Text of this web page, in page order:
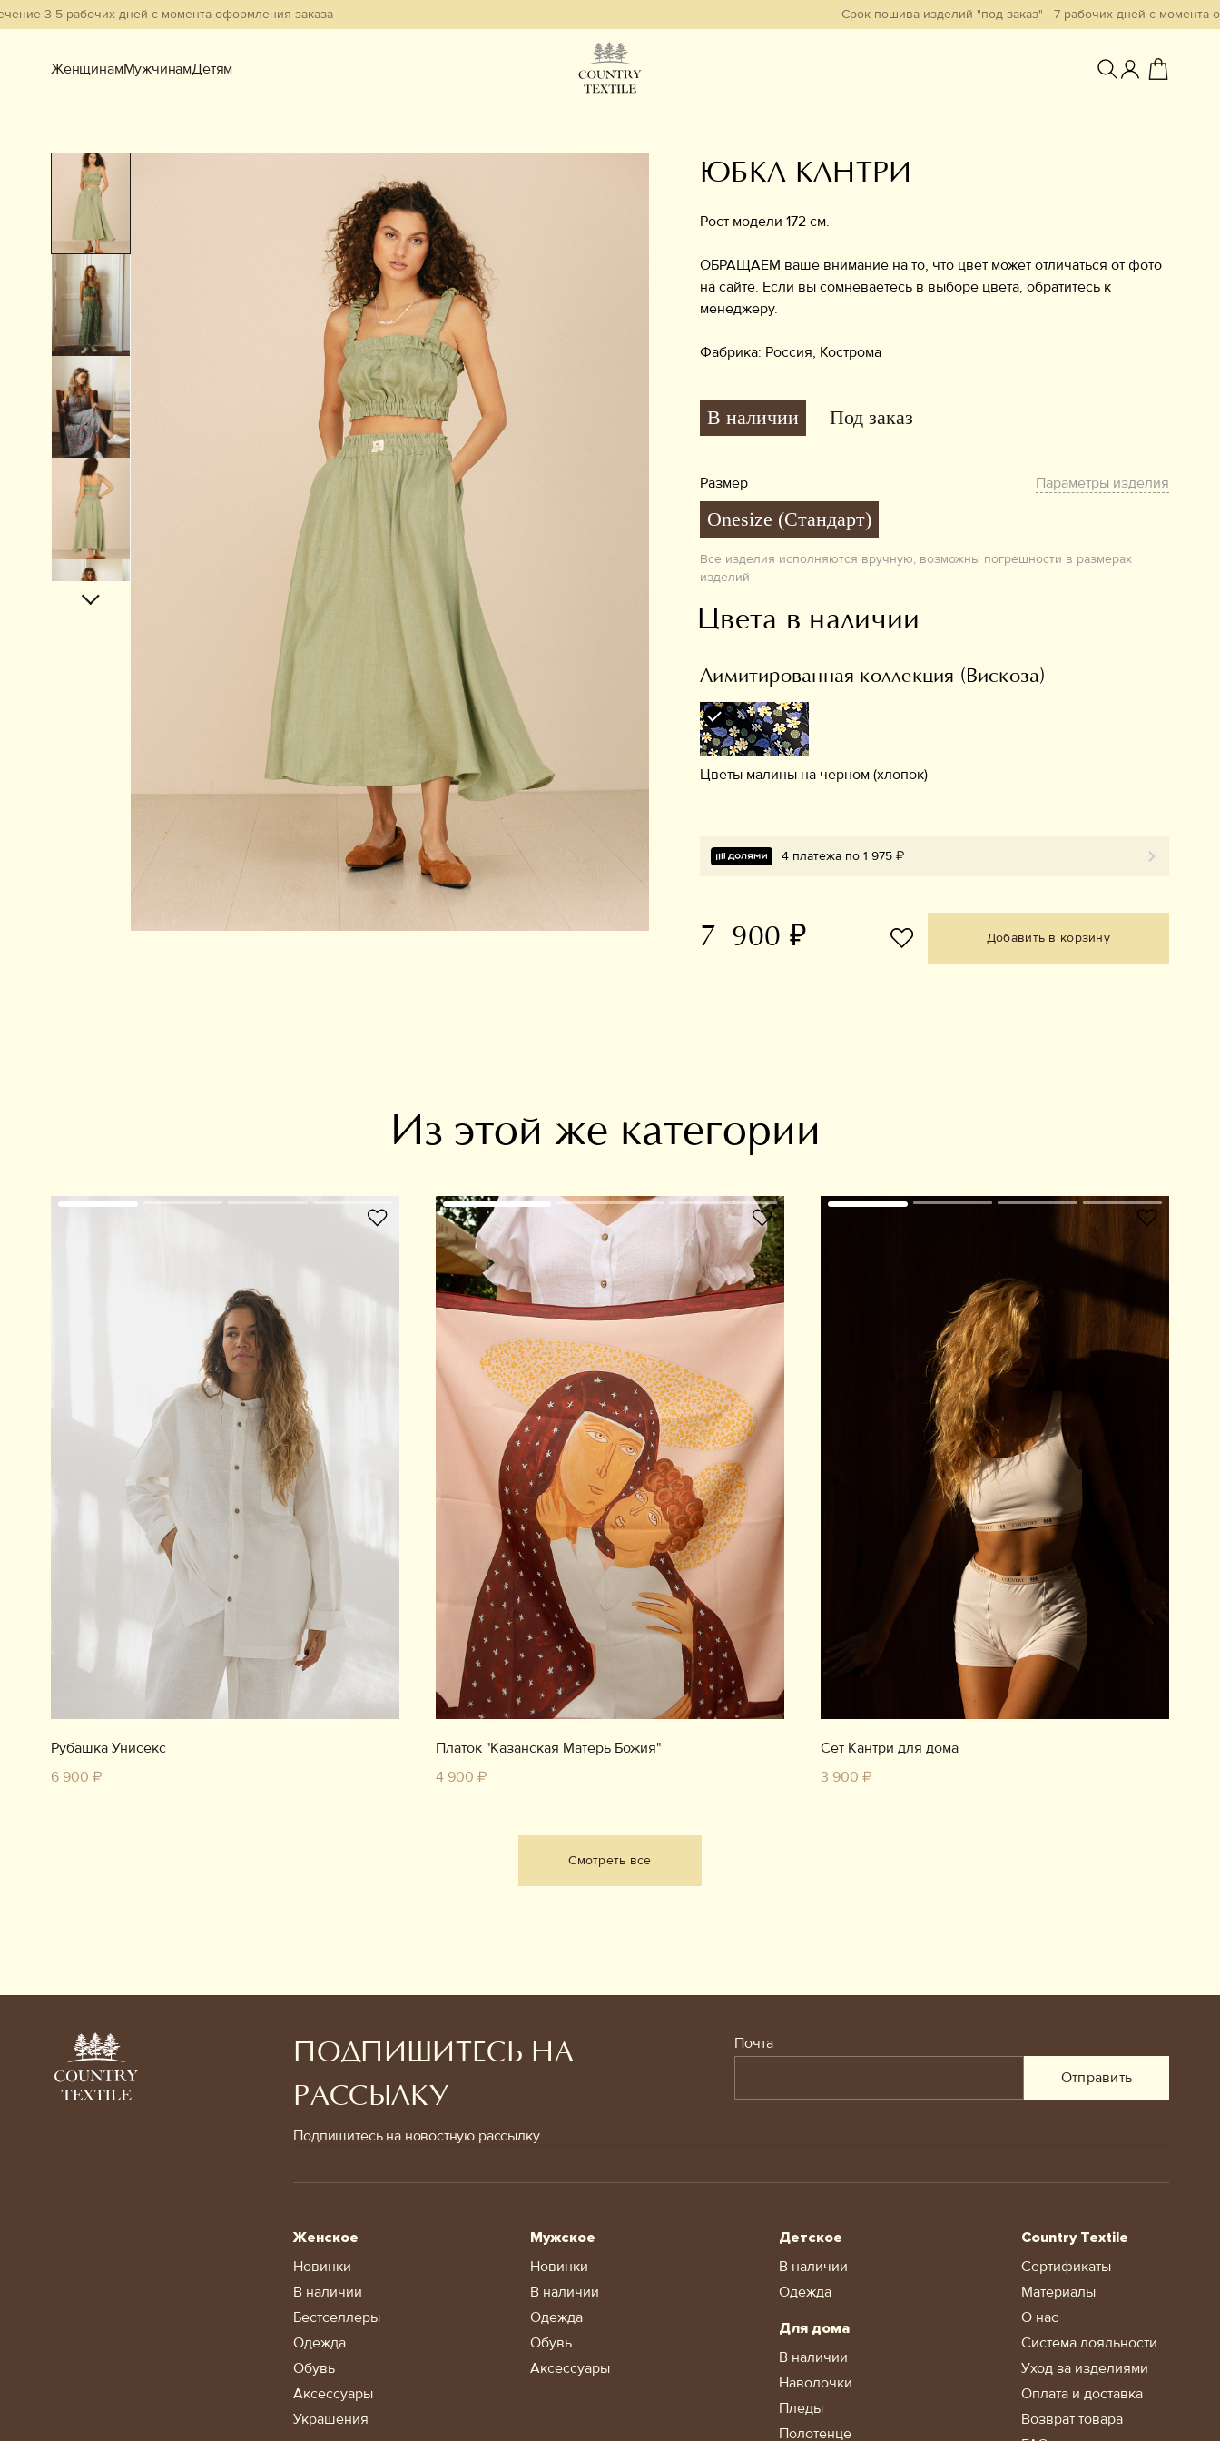
рабочих дней с момента оформления заказа Срок пошива изделий "под заказ" - 7 рабочих дней с момента
ЖенщинамМужчинамДетям
Смотреть всё
Новинки
В наличии
Бестселлеры
Одежда
Обувь
Аксессуары
Украшения
Дом
Подарочный сертификат
ЮБКА КАНТРИ
Рост модели 172 см.
ОБРАЩАЕМ ваше внимание на то, что цвет может отличаться от фото
на сайте. Если вы сомневаетесь в выборе цвета, обратитесь к
менеджеру.
Фабрика: Россия, Кострома
В наличии Под заказ
Размер Параметры изделия
Onesize (Стандарт)
Все изделия исполняются вручную, возможны погрешности в размерах
изделий
Цвета в наличии
Лимитированная коллекция (Вискоза)
Цветы малины на черном (хлопок)
4 платежа по 1 975 ₽
7 900 ₽ Добавить в корзину
Из этой же категории
Рубашка Унисекс
6 900 ₽
Платок "Казанская Матерь Божия"
4 900 ₽
В избранное
Сет Кантри для дома
3 900 ₽
Смотреть все
ПОДПИШИТЕСЬ НА
РАССЫЛКУ
Подпишитесь на новостную рассылку
Почта
Отправить
Женское
Новинки
В наличии
Бестселлеры
Одежда
Обувь
Аксессуары
Украшения
Мужское
Новинки
В наличии
Одежда
Обувь
Аксессуары
Детское
В наличии
Одежда
Для дома
В наличии
Наволочки
Пледы
Полотенце
Country Textile
Сертификаты
Материалы
О нас
Система лояльности
Уход за изделиями
Оплата и доставка
Возврат товара